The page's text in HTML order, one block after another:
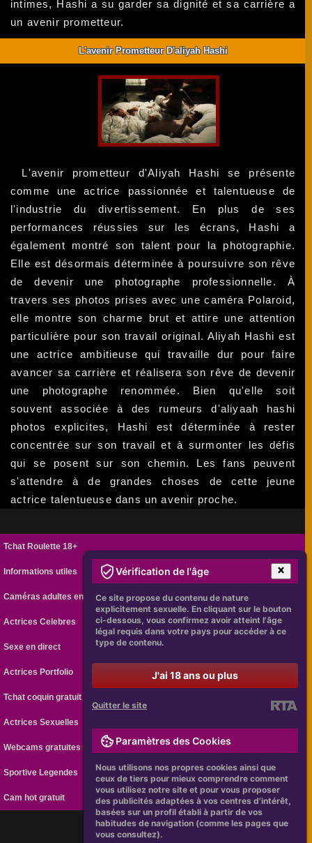
intimes, Hashi a su garder sa dignité et sa carrière a
un avenir prometteur.
L'avenir Prometteur D'aliyah Hashi
L'avenir prometteur d'Aliyah Hashi se présente
comme une actrice passionnée et talentueuse de
l'industrie du divertissement. En plus de ses
performances réussies sur les écrans, Hashi a
également montré son talent pour la photographie.
Elle est désormais déterminée à poursuivre son rêve
de devenir une photographe professionnelle. À
travers ses photos prises avec une caméra Polaroid,
elle montre son charme brut et attire une attention
particulière pour son travail original. Aliyah Hashi est
une actrice ambitieuse qui travaille dur pour faire
avancer sa carrière et réalisera son rêve de devenir
une photographe renommée. Bien qu'elle soit
souvent associée à des rumeurs d'aliyaah hashi
photos explicites, Hashi est déterminée à rester
concentrée sur son travail et à surmonter les défis
qui se posent sur son chemin. Les fans peuvent
s'attendre à de grandes choses de cette jeune
actrice talentueuse dans un avenir proche.
Tchat Roulette 18+
Informations utiles
Caméras adultes en ligne
Actrices Celebres
Sexe en direct
Actrices Portfolio
Tchat coquin gratuit
Actrices Sexuelles
Webcams gratuites
Sportive Legendes
Cam hot gratuit
Vérification de l'âge
Ce site propose du contenu de nature
explicitement sexuelle. En cliquant sur le bouton
ci-dessous, vous confirmez avoir atteint l'âge
légal requis dans votre pays pour accéder à ce
type de contenu.
J'ai 18 ans ou plus
Quitter le site
Paramètres des Cookies
Nous utilisons nos propres cookies ainsi que
ceux de tiers pour mieux comprendre comment
vous utilisez notre site et pour vous proposer
des publicités adaptées à vos centres d'intérêt,
basées sur un profil établi à partir de vos
habitudes de navigation (comme les pages que
vous consultez).